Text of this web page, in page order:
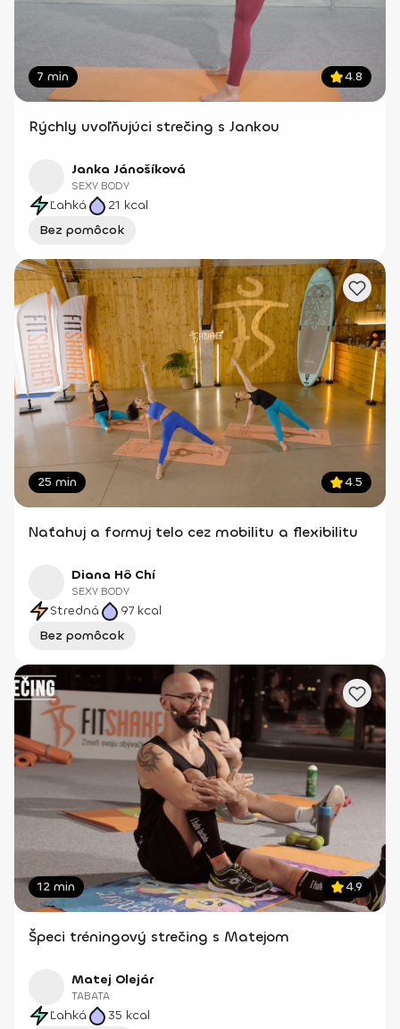
7 min 4.8
Rýchly uvoľňujúci strečing s Jankou
Janka Jánošíková
SEXY BODY
Ľahká 21 kcal
Bez pomôcok
25 min 4.5
Naťahuj a formuj telo cez mobilitu a flexibilitu
Diana Hô Chí
SEXY BODY
Stredná 97 kcal
Bez pomôcok
12 min 4.9
Špeci tréningový strečing s Matejom
Matej Olejár
TABATA
Ľahká 35 kcal